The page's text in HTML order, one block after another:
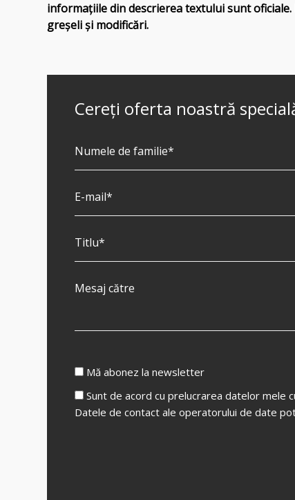
informațiile din descrierea textului sunt
greșeli și modificări.
Cereți oferta noastră
Mă abonez la newsletter
Sunt de acord cu prelucrarea datelor mele
Datele de contact ale operatorului de date